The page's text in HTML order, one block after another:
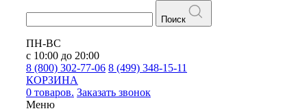
Поиск
ПН-ВС
с 10:00 до 20:00
8 (800) 302-77-06 8 (499) 348-15-11
КОРЗИНА
0 товаров. Заказать звонок
Меню